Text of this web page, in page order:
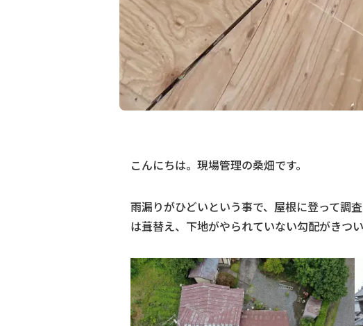
こんにちは。現場管理の桑畑です。
雨漏りがひどいという事で、屋根に登って調
は葺替え、下地がやられていない勾配がきつ